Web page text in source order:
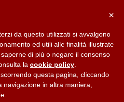
×
da questo utilizzati si avvalgono
ed utili alle finalità illustrate
di più o negare il consenso
la cookie policy
questa pagina, cliccando
in altra maniera,